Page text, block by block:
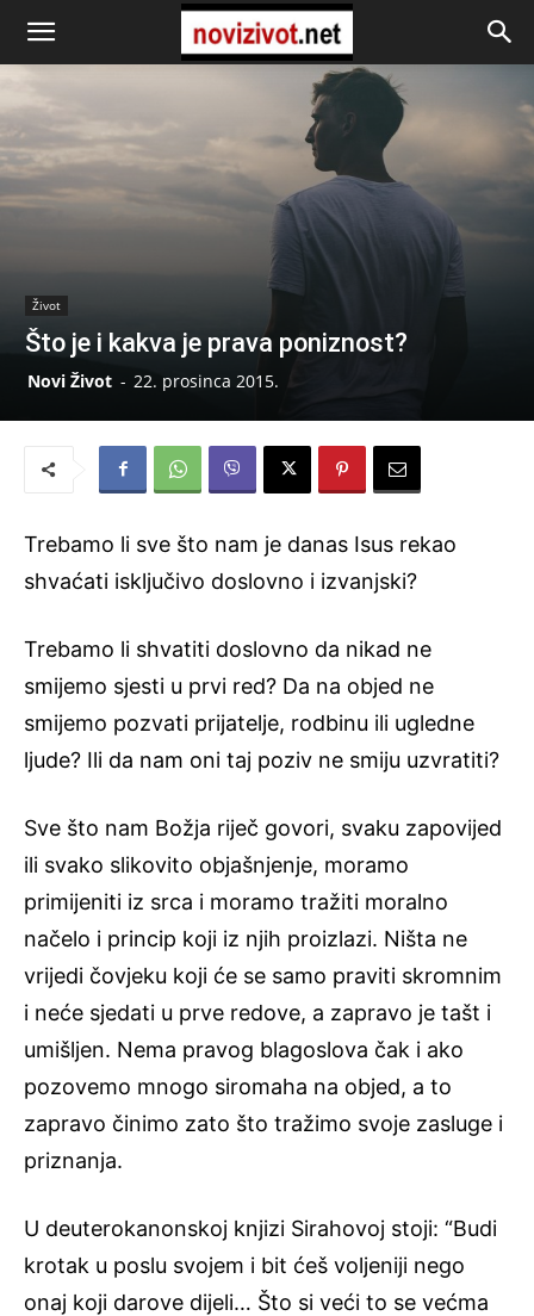
Život
Što je i kakva je prava poniznost?
Novi Život - 22. prosinca 2015.
Trebamo li sve što nam je danas Isus rekao
shvaćati isključivo doslovno i izvanjski?
Trebamo li shvatiti doslovno da nikad ne
smijemo sjesti u prvi red? Da na objed ne
smijemo pozvati prijatelje, rodbinu ili ugledne
ljude? Ili da nam oni taj poziv ne smiju uzvratiti?
Sve što nam Božja riječ govori, svaku zapovijed
ili svako slikovito objašnjenje, moramo
primijeniti iz srca i moramo tražiti moralno
načelo i princip koji iz njih proizlazi. Ništa ne
vrijedi čovjeku koji će se samo praviti skromnim
i neće sjedati u prve redove, a zapravo je tašt i
umišljen. Nema pravog blagoslova čak i ako
pozovemo mnogo siromaha na objed, a to
zapravo činimo zato što tražimo svoje zasluge i
priznanja.
U deuterokanonskoj knjizi Sirahovoj stoji: “Budi
krotak u poslu svojem i bit ćeš voljeniji nego
onaj koji darove dijeli… Što si veći to se većma